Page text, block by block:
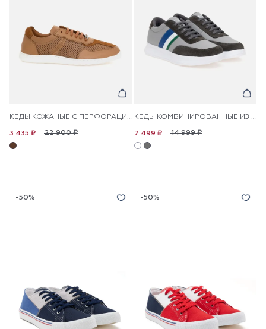
КЕДЫ КОЖАНЫЕ С ПЕРФОРАЦИЕЙ
22 900 ₽
3 435 ₽
КЕДЫ КОМБИНИРОВАННЫЕ ИЗ ЭКОКОЖИ
14 999 ₽
7 499 ₽
-50% -50%